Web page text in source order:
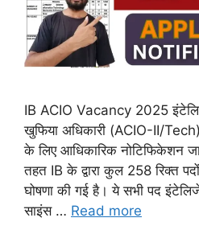
IB ACIO Vacancy 2025
खुफिया अधिकारी (ACIO-II/
के लिए आधिकारिक नोटिफिकेशन
तहत IB के द्वारा कुल 258 रिक्त
घोषणा की गई है। ये सभी पद
साइंस … Read more